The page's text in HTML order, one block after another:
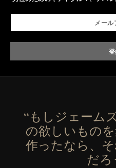
“もしジェーム
の欲しいもの
作ったなら、
だろ